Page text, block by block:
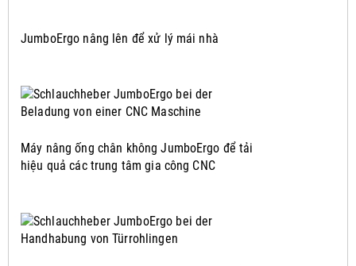
JumboErgo nâng lên để xử lý mái nhà
Máy nâng ống chân không JumboErgo để tải
hiệu quả các trung tâm gia công CNC